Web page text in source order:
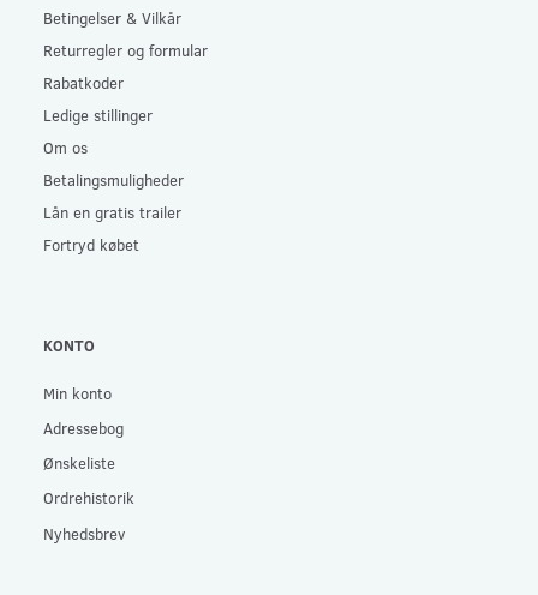
Betingelser & Vilkår
Returregler og formular
Rabatkoder
Ledige stillinger
Om os
Betalingsmuligheder
Lån en gratis trailer
Fortryd købet
KONTO
Min konto
Adressebog
Ønskeliste
Ordrehistorik
Nyhedsbrev